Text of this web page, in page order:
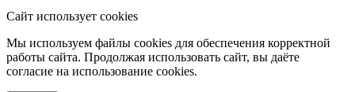
Сайт использует cookies
Мы используем файлы cookies для обеспечения корректной
работы сайта. Продолжая использовать сайт, вы даёте
согласие на использование cookies.